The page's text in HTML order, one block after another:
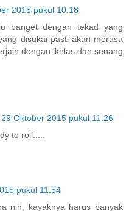
2015 pukul 10.18
banget dengan tekad yang
disukai pasti akan merasa
dengan ikhlas dan senang
29 Oktober 2015 pukul 11.26
to roll.....
pukul 11.54
nih, kayaknya harus banyak